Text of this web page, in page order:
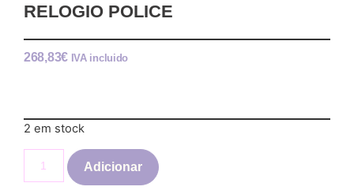
RELOGIO POLICE
268,83€ IVA incluido
2 em stock
Adicionar